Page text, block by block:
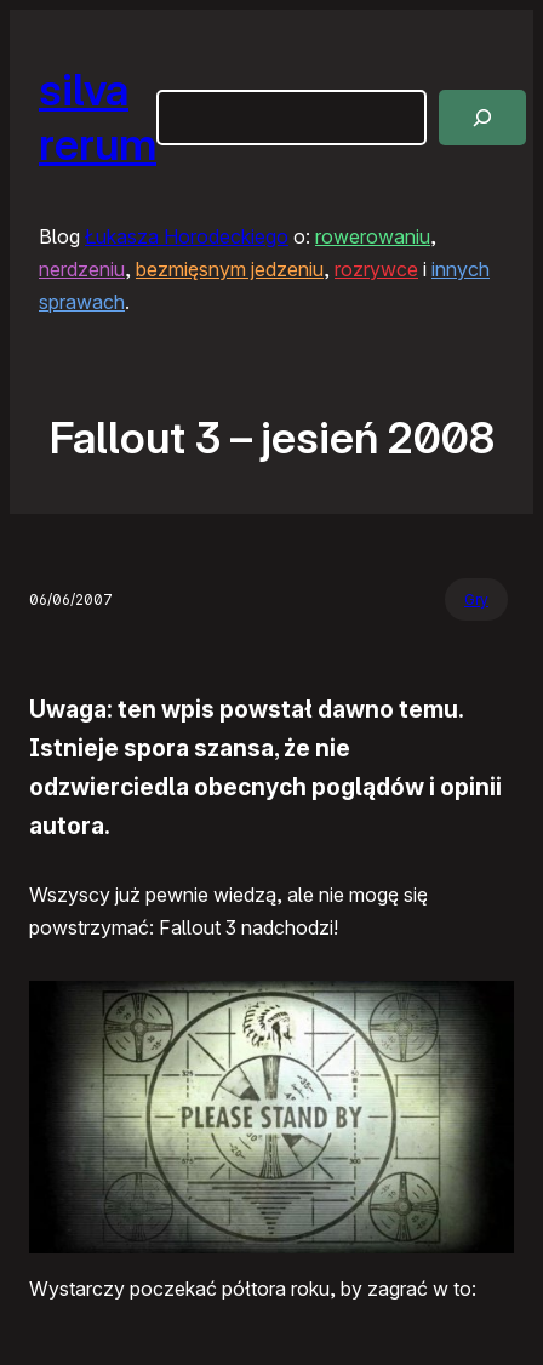
silva
rerum
Blog Łukasza Horodeckiego o: rowerowaniu,
nerdzeniu, bezmięsnym jedzeniu, rozrywce i innych
sprawach.
Fallout 3 – jesień 2008
06/06/2007 Gry
Uwaga: ten wpis powstał dawno temu.
Istnieje spora szansa, że nie
odzwierciedla obecnych poglądów i opinii
autora.
Wszyscy już pewnie wiedzą, ale nie mogę się
powstrzymać: Fallout 3 nadchodzi!
Wystarczy poczekać półtora roku, by zagrać w to: